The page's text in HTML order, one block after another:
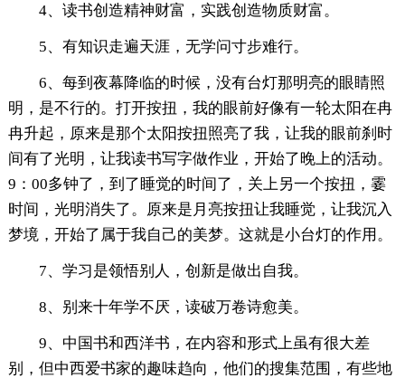
4、读书创造精神财富，实践创造物质财富。
5、有知识走遍天涯，无学问寸步难行。
6、每到夜幕降临的时候，没有台灯那明亮的眼睛照
明，是不行的。打开按扭，我的眼前好像有一轮太阳在冉
冉升起，原来是那个太阳按扭照亮了我，让我的眼前刹时
间有了光明，让我读书写字做作业，开始了晚上的活动。
9：00多钟了，到了睡觉的时间了，关上另一个按扭，霎
时间，光明消失了。原来是月亮按扭让我睡觉，让我沉入
梦境，开始了属于我自己的美梦。这就是小台灯的作用。
7、学习是领悟别人，创新是做出自我。
8、别来十年学不厌，读破万卷诗愈美。
9、中国书和西洋书，在内容和形式上虽有很大差
别，但中西爱书家的趣味趋向，他们的搜集范围，有些地